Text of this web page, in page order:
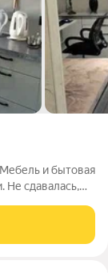
и бытoвая
Не сдавалась,
скоро